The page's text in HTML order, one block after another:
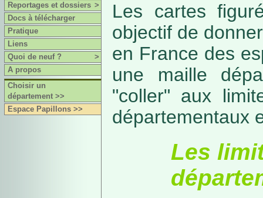
Reportages et dossiers >
Docs à télécharger
Pratique
Liens
Quoi de neuf ?
>
A propos
Choisir un
département >>
Espace Papillons >>
Les cartes
objectif de
en France des
une maille
"coller" aux
départementaux
Les